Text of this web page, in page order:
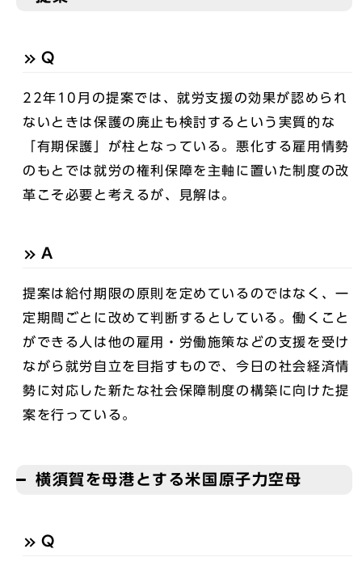
Q
22年10月の提案では、就労支援の効果が認められ
ないときは保護の廃止も検討するという実質的な
「有期保護」が柱となっている。悪化する雇用情勢
のもとでは就労の権利保障を主軸に置いた制度の改
革こそ必要と考えるが、見解は。
A
提案は給付期限の原則を定めているのではなく、一
定期間ごとに改めて判断するとしている。働くこと
ができる人は他の雇用・労働施策などの支援を受け
ながら就労自立を目指すもので、今日の社会経済情
勢に対応した新たな社会保障制度の構築に向けた提
案を行っている。
横須賀を母港とする米国原子力空母
Q